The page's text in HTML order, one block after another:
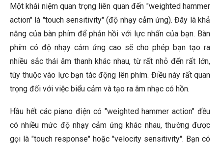
Một khái niệm quan trọng liên quan đến "weighted hammer
action" là "touch sensitivity" (độ nhạy cảm ứng). Đây là khả
năng của bàn phím để phản hồi với lực nhấn của bạn. Bàn
phím có độ nhạy cảm ứng cao sẽ cho phép bạn tạo ra
nhiều sắc thái âm thanh khác nhau, từ rất nhỏ đến rất lớn,
tùy thuộc vào lực bạn tác động lên phím. Điều này rất quan
trọng đối với việc biểu cảm và tạo ra âm nhạc có hồn.
Hầu hết các piano điện có "weighted hammer action" đều
có nhiều mức độ nhạy cảm ứng khác nhau, thường được
gọi là "touch response" hoặc "velocity sensitivity". Bạn có